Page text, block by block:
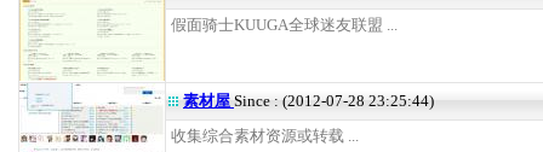
假面骑士KUUGA全球迷友联盟 ...
素材屋 Since : (2012-07-28 23:25:44)
收集综合素材资源或转载 ...